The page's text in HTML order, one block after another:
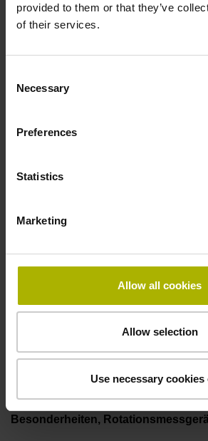
provided to them or that they’ve
of their services.
Selection
Necessary
Preferences
Statistics
Marketing
Allow all cookies
Allow selection
Use necessary cookies
Schutzart
Arbeitstemperatur
-40/+100 °C
Elektrischer Anschluss
Anschluss-Belegung
Besonderheiten,